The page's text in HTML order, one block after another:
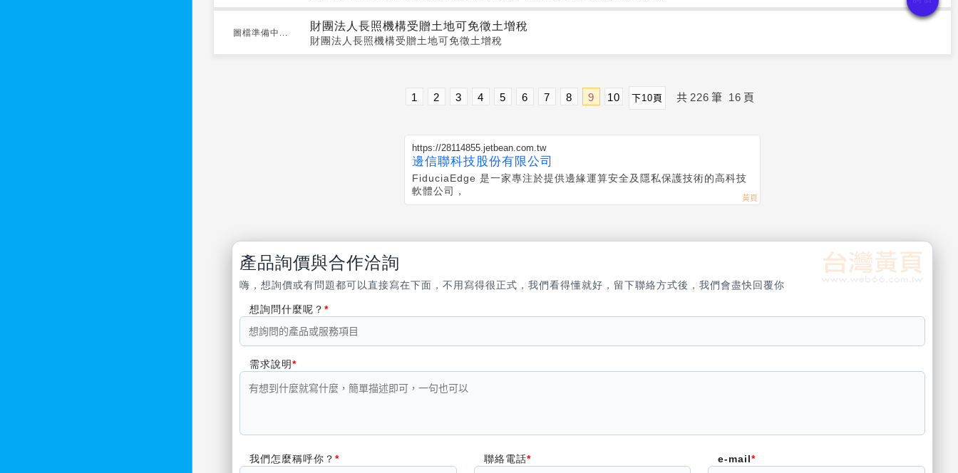
圖檔準備中...
財團法人長照機構受贈土地可免徵土增稅
財團法人長照機構受贈土地可免徵土增稅
1 2 3 4 5 6 7 8 9 10 下10頁 共 226 筆 16 頁
https://28114855.jetbean.com.tw
邊信聯科技股份有限公司
FiduciaEdge 是一家專注於提供邊緣運算安全及隱私保護技術的高科技
軟體公司，
產品詢價與合作洽詢
嗨，想詢價或有問題都可以直接寫在下面，不用寫得很正式，我們看得懂就好，留下聯絡方式後，我們會盡快回覆你
想詢問什麼呢？
需求說明
我們怎麼稱呼你？ 聯絡電話 e-mail